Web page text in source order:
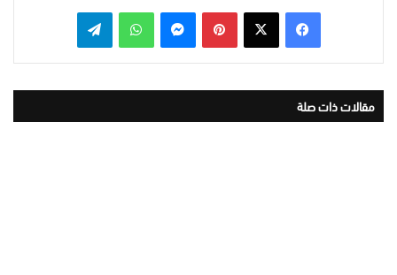
بينتيريست واتساب
مقالات ذات صلة